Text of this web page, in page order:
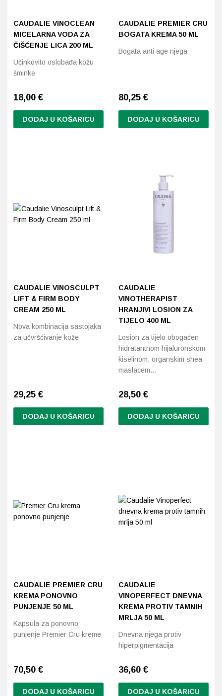
CAUDALIE VINOCLEAN
MICELARNA VODA ZA
ČIŠĆENJE LICA 200 ML
Učinkovito oslobađa kožu
šminke
18,00 €
DODAJ U KOŠARICU
CAUDALIE PREMIER CRU
BOGATA KREMA 50 ML
Bogata anti age njega
80,25 €
DODAJ U KOŠARICU
CAUDALIE VINOSCULPT
LIFT & FIRM BODY
CREAM 250 ML
Nova kombinacija sastojaka
za učvršćivanje kože
29,25 €
DODAJ U KOŠARICU
CAUDALIE
VINOTHERAPIST
HRANJIVI LOSION ZA
TIJELO 400 ML
Losion za tijelo obogaćen
hidratantnom hijaluronskom
kiselinom, organskim shea
maslacem…
28,50 €
DODAJ U KOŠARICU
CAUDALIE PREMIER CRU
KREMA PONOVNO
PUNJENJE 50 ML
Kapsula za ponovno
punjenje Premier Cru kreme
70,50 €
DODAJ U KOŠARICU
CAUDALIE
VINOPERFECT DNEVNA
KREMA PROTIV TAMNIH
MRLJA 50 ML
Dnevna njega protiv
hiperpigmentacija
36,60 €
DODAJ U KOŠARICU